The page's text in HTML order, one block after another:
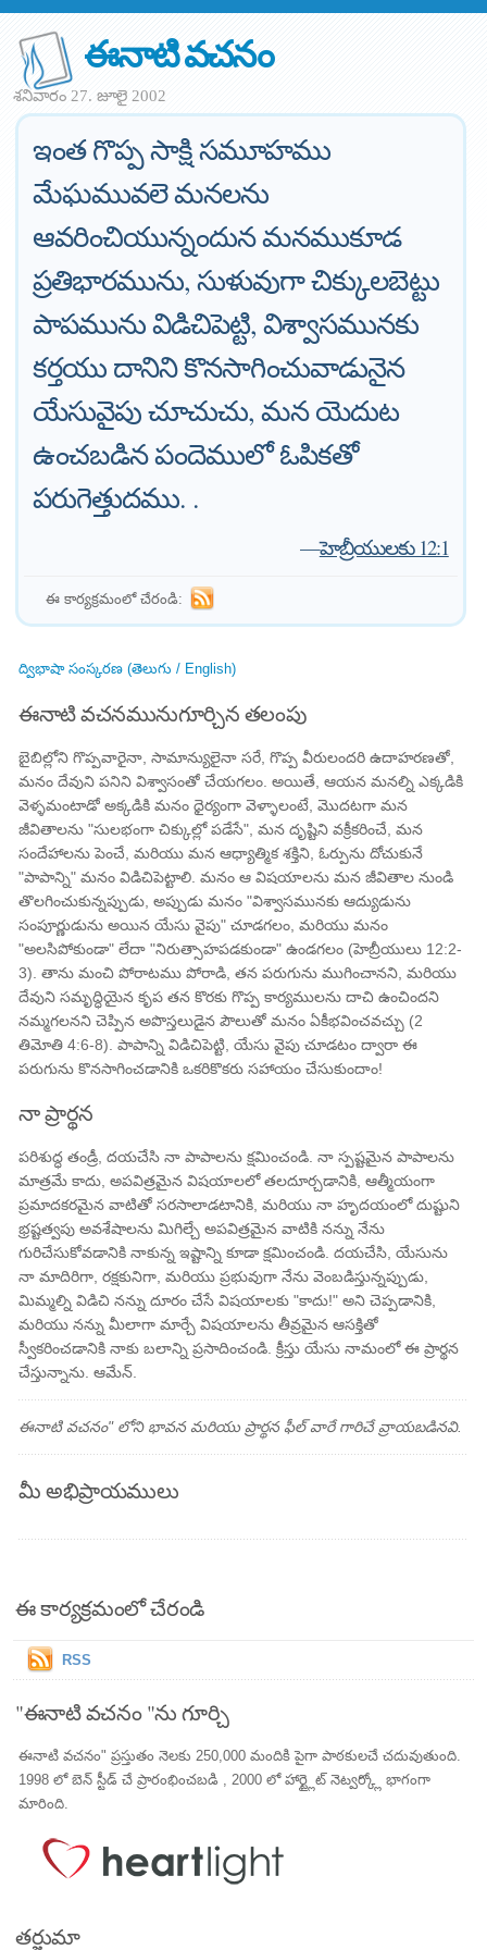
ఈనాటి వచనం
శనివారం 27. జూలై 2002
ఇంత గొప్ప సాక్షి సమూహము
మేఘమువలె మనలను
ఆవరించియున్నందున మనముకూడ
ప్రతిభారమును, సుళువుగా చిక్కులబెట్టు
పాపమును విడిచిపెట్టి, విశ్వాసమునకు
కర్తయు దానిని కొనసాగించువాడునైన
యేసువైపు చూచుచు, మన యెదుట
ఉంచబడిన పందెములో ఓపికతో
పరుగెత్తుదము. .
—హెబ్రీయులకు 12:1
ఈ కార్యక్రమంలో చేరండి:
ద్విభాషా సంస్కరణ (తెలుగు / English)
ఈనాటి వచనమునుగూర్చిన తలంపు
బైబిల్లోని గొప్పవారైనా, సామాన్యులైనా సరే, గొప్ప వీరులందరి ఉదాహరణతో,
మనం దేవుని పనిని విశ్వాసంతో చేయగలం. అయితే, ఆయన మనల్ని ఎక్కడికి
వెళ్ళమంటాడో అక్కడికి మనం ధైర్యంగా వెళ్ళాలంటే, మొదటగా మన
జీవితాలను "సులభంగా చిక్కుల్లో పడేసే", మన దృష్టిని వక్రీకరించే, మన
సందేహాలను పెంచే, మరియు మన ఆధ్యాత్మిక శక్తిని, ఓర్పును దోచుకునే
"పాపాన్ని" మనం విడిచిపెట్టాలి. మనం ఆ విషయాలను మన జీవితాల నుండి
తొలగించుకున్నప్పుడు, అప్పుడు మనం "విశ్వాసమునకు ఆద్యుడును
సంపూర్ణుడును అయిన యేసు వైపు" చూడగలం, మరియు మనం
"అలసిపోకుండా" లేదా "నిరుత్సాహపడకుండా" ఉండగలం (హెబ్రీయులు 12:2-
3). తాను మంచి పోరాటము పోరాడి, తన పరుగును ముగించానని, మరియు
దేవుని సమృద్ధియైన కృప తన కొరకు గొప్ప కార్యములను దాచి ఉంచిందని
నమ్మగలనని చెప్పిన అపొస్తలుడైన పౌలుతో మనం ఏకీభవించవచ్చు (2
తిమోతి 4:6-8). పాపాన్ని విడిచిపెట్టి, యేసు వైపు చూడటం ద్వారా ఈ
పరుగును కొనసాగించడానికి ఒకరికొకరు సహాయం చేసుకుందాం!
నా ప్రార్థన
పరిశుద్ధ తండ్రీ, దయచేసి నా పాపాలను క్షమించండి. నా స్పష్టమైన పాపాలను
మాత్రమే కాదు, అపవిత్రమైన విషయాలలో తలదూర్చడానికి, ఆత్మీయంగా
ప్రమాదకరమైన వాటితో సరసాలాడటానికి, మరియు నా హృదయంలో దుష్టుని
భ్రష్టత్వపు అవశేషాలను మిగిల్చే అపవిత్రమైన వాటికి నన్ను నేను
గురిచేసుకోవడానికి నాకున్న ఇష్టాన్ని కూడా క్షమించండి. దయచేసి, యేసును
నా మాదిరిగా, రక్షకునిగా, మరియు ప్రభువుగా నేను వెంబడిస్తున్నప్పుడు,
మిమ్మల్ని విడిచి నన్ను దూరం చేసే విషయాలకు "కాదు!" అని చెప్పడానికి,
మరియు నన్ను మీలాగా మార్చే విషయాలను తీవ్రమైన ఆసక్తితో
స్వీకరించడానికి నాకు బలాన్ని ప్రసాదించండి. క్రీస్తు యేసు నామంలో ఈ ప్రార్థన
చేస్తున్నాను. ఆమేన్.
ఈనాటి వచనం" లోని భావన మరియు ప్రార్థన ఫీల్ వారే గారిచే వ్రాయబడినవి.
మీ అభిప్రాయములు
ఈ కార్యక్రమంలో చేరండి
RSS
"ఈనాటి వచనం "ను గూర్చి
ఈనాటి వచనం" ప్రస్తుతం నెలకు 250,000 మందికి పైగా పాఠకులచే చదువుతుంది.
1998 లో బెన్ స్టీడ్ చే ప్రారంభించబడి , 2000 లో హార్ట్లైట్ నెట్వర్క్లో భాగంగా
మారింది.
తర్జుమా